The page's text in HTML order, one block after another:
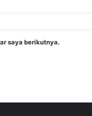
saya berikutnya.